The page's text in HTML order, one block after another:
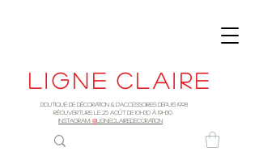
Ligne claire
Boutique de décoration & d'accessoires depuis 1998
RÉOUVERTURE LE 25 AOûT DE 10h30 à 19H30
INSTAGRAM: @LIGNECLAIREDECORATION